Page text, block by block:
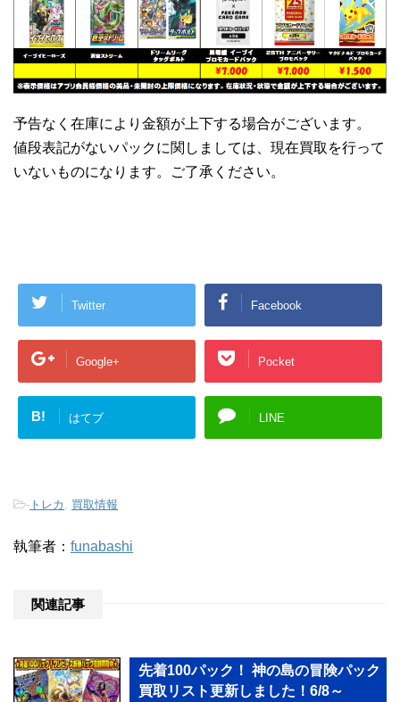
予告なく在庫により金額が上下する場合がございます。
値段表記がないパックに関しましては、現在買取を行って
いないものになります。ご了承ください。
Twitter Facebook
Google+ Pocket
B! はてブ LINE
- トレカ , 買取情報
執筆者： funabashi
関連記事
先着100パック！ 神の島の冒険パック
買取リスト更新しました！6/8～